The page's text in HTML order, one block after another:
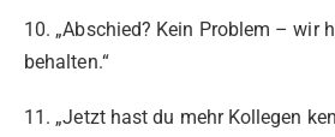
10. „Abschied? Kein Problem – wir
behalten.“
11. „Jetzt hast du mehr Kollegen